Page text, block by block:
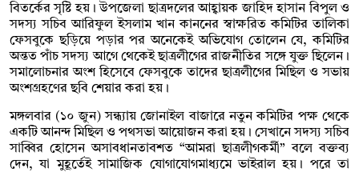
বিতর্কের সৃষ্টি হয়। উপজেলা ছাত্রদলের আহ্বায়ক জাহিদ হাসান বিপুল ও
সদস্য সচিব আরিফুল ইসলাম খান কাননের স্বাক্ষরিত কমিটির তালিকা
ফেসবুকে ছড়িয়ে পড়ার পর অনেকেই অভিযোগ তোলেন যে, কমিটির
অন্তত পাঁচ সদস্য আগে থেকেই ছাত্রলীগের রাজনীতির সঙ্গে যুক্ত ছিলেন।
সমালোচনার অংশ হিসেবে ফেসবুকে তাদের ছাত্রলীগের মিছিল ও সভায়
অংশগ্রহণের ছবি শেয়ার করা হয়।
মঙ্গলবার (১০ জুন) সন্ধ্যায় জোনাইল বাজারে নতুন কমিটির পক্ষ থেকে
একটি আনন্দ মিছিল ও পথসভা আয়োজন করা হয়। সেখানে সদস্য সচিব
সাব্বির হোসেন অসাবধানতাবশত “আমরা ছাত্রলীগকর্মী” বলে বক্তব্য
দেন, যা মুহূর্তেই সামাজিক যোগাযোগমাধ্যমে ভাইরাল হয়। পরে তা